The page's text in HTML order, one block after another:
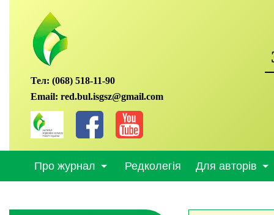
Тел: (068) 518-11-90
Email: red.bul.isgsz@gmail.com
Про журнал Редколегія Для авторів